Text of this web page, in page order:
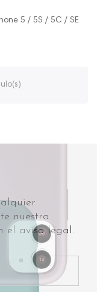
5 / 5S / 5C / SE
nuestra
el aviso legal.